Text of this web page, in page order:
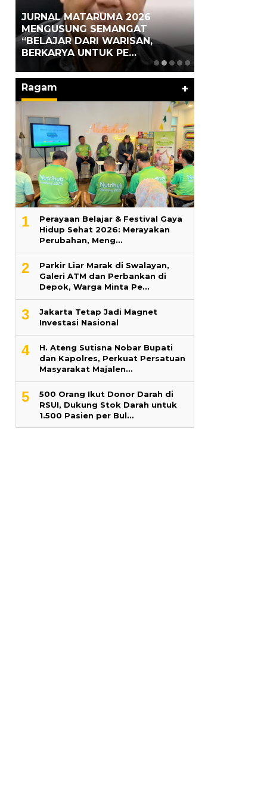
JURNAL MATARUMA 2026
MENGUSUNG SEMANGAT
“BELAJAR DARI WARISAN,
BERKARYA UNTUK PE…
Ragam +
1
Perayaan Belajar & Festival Gaya
Hidup Sehat 2026: Merayakan
Perubahan, Meng…
2
Parkir Liar Marak di Swalayan,
Galeri ATM dan Perbankan di
Depok, Warga Minta Pe…
3
Jakarta Tetap Jadi Magnet
Investasi Nasional
4
H. Ateng Sutisna Nobar Bupati
dan Kapolres, Perkuat Persatuan
Masyarakat Majalen…
5
500 Orang Ikut Donor Darah di
RSUI, Dukung Stok Darah untuk
1.500 Pasien per Bul…